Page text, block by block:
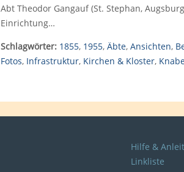
Abt Theodor Gangauf (St. Stephan,
Einrichtung…
Schlagwörter: 1855, 1955, Äbte, Ansichten,
Fotos, Infrastruktur, Kirchen & Kloster,
Hilfe &
Linkliste